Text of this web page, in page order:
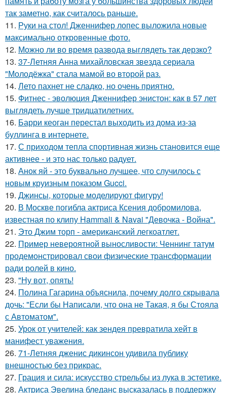
так заметно, как считалось раньше.
11. Руки на стол! Дженнифер лопес выложила новые
максимально откровенные фото.
12. Можно ли во время развода выглядеть так дерзко?
13. 37-Летняя Анна михайловская звезда сериала
"Молодёжка" стала мамой во второй раз.
14. Лето пахнет не сладко, но очень приятно.
15. Фитнес - эволюция Дженнифер энистон: как в 57 лет
выглядеть лучше тридцатилетних.
16. Барри кеоган перестал выходить из дома из-за
буллинга в интернете.
17. С приходом тепла спортивная жизнь становится еще
активнее - и это нас только радует.
18. Анок яй - это буквально лучшее, что случилось с
новым круизным показом Gucci.
19. Джинсы, которые моделируют фигуру!
20. В Москве погибла актриса Ксения добромилова,
известная по клипу Hammali & Navai "Девочка - Война".
21. Это Джим торп - американский легкоатлет.
22. Пример невероятной выносливости: Ченнинг татум
продемонстрировал свои физические трансформации
ради ролей в кино.
23. "Ну вот, опять!
24. Полина Гагарина объяснила, почему долго скрывала
дочь: "Если бы Написали, что она не Такая, я бы Стояла
с Автоматом".
25. Урок от учителей: как зендея превратила хейт в
манифест уважения.
26. 71-Летняя дженис дикинсон удивила публику
внешностью без прикрас.
27. Грация и сила: искусство стрельбы из лука в эстетике.
28. Актриса Эвелина бледанс высказалась в поддержку